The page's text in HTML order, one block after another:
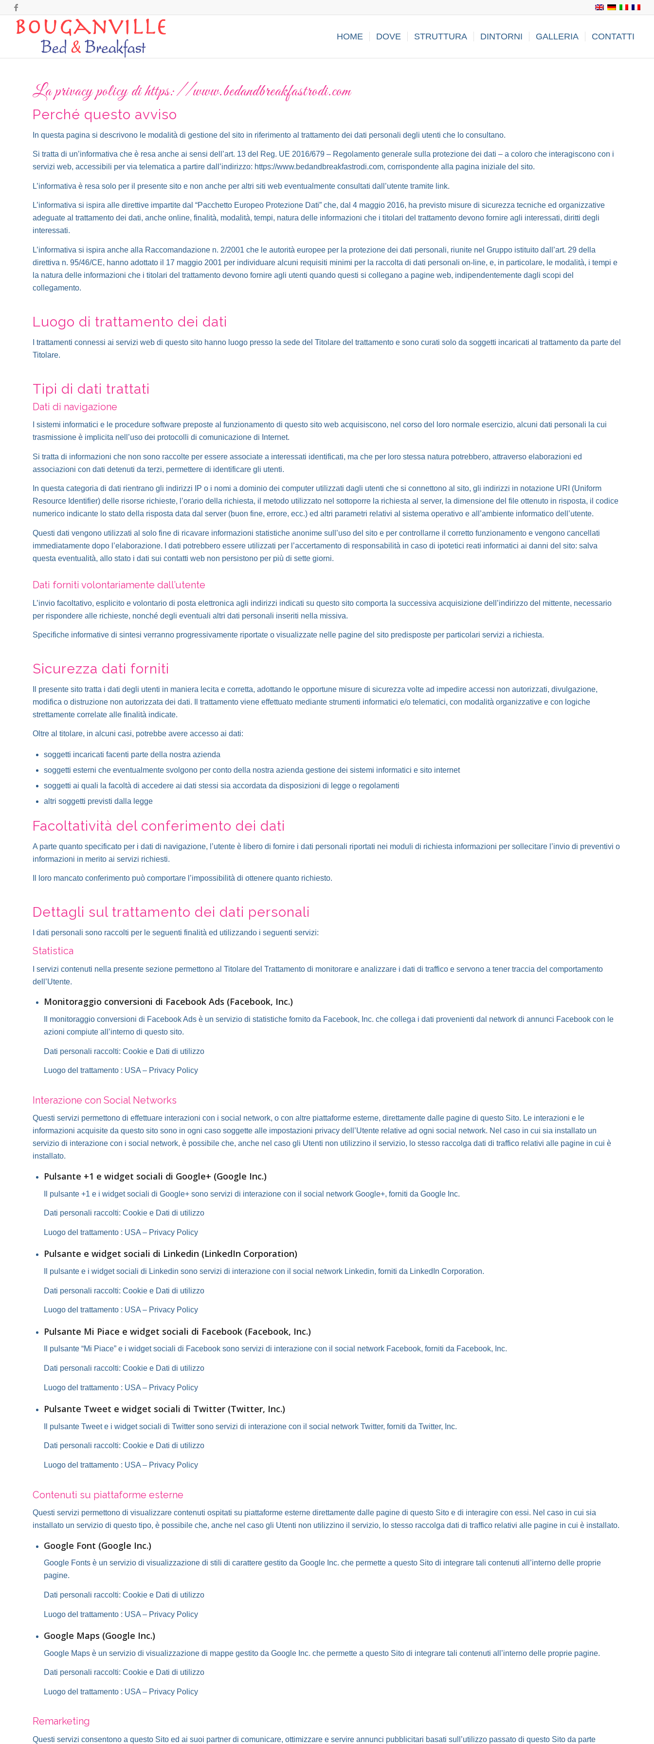
HOME DOVE STRUTTURA DINTORNI GALLERIA CONTATTI
La privacy policy di https://www.bedandbreakfastrodi.com
Perché questo avviso
In questa pagina si descrivono le modalità di gestione del sito in riferimento al trattamento dei dati personali degli utenti che lo consultano.
Si tratta di un’informativa che è resa anche ai sensi dell’art. 13 del Reg. UE 2016/679 – Regolamento generale sulla protezione dei dati – a coloro che interagiscono con i
servizi web, accessibili per via telematica a partire dall’indirizzo: https://www.bedandbreakfastrodi.com, corrispondente alla pagina iniziale del sito.
L’informativa è resa solo per il presente sito e non anche per altri siti web eventualmente consultati dall’utente tramite link.
L’informativa si ispira alle direttive impartite dal “Pacchetto Europeo Protezione Dati” che, dal 4 maggio 2016, ha previsto misure di sicurezza tecniche ed organizzative
adeguate al trattamento dei dati, anche online, finalità, modalità, tempi, natura delle informazioni che i titolari del trattamento devono fornire agli interessati, diritti degli
interessati.
L’informativa si ispira anche alla Raccomandazione n. 2/2001 che le autorità europee per la protezione dei dati personali, riunite nel Gruppo istituito dall’art. 29 della
direttiva n. 95/46/CE, hanno adottato il 17 maggio 2001 per individuare alcuni requisiti minimi per la raccolta di dati personali on-line, e, in particolare, le modalità, i tempi e
la natura delle informazioni che i titolari del trattamento devono fornire agli utenti quando questi si collegano a pagine web, indipendentemente dagli scopi del
collegamento.
Luogo di trattamento dei dati
I trattamenti connessi ai servizi web di questo sito hanno luogo presso la sede del Titolare del trattamento e sono curati solo da soggetti incaricati al trattamento da parte del
Titolare.
Tipi di dati trattati
Dati di navigazione
I sistemi informatici e le procedure software preposte al funzionamento di questo sito web acquisiscono, nel corso del loro normale esercizio, alcuni dati personali la cui
trasmissione è implicita nell’uso dei protocolli di comunicazione di Internet.
Si tratta di informazioni che non sono raccolte per essere associate a interessati identificati, ma che per loro stessa natura potrebbero, attraverso elaborazioni ed
associazioni con dati detenuti da terzi, permettere di identificare gli utenti.
In questa categoria di dati rientrano gli indirizzi IP o i nomi a dominio dei computer utilizzati dagli utenti che si connettono al sito, gli indirizzi in notazione URI (Uniform
Resource Identifier) delle risorse richieste, l’orario della richiesta, il metodo utilizzato nel sottoporre la richiesta al server, la dimensione del file ottenuto in risposta, il codice
numerico indicante lo stato della risposta data dal server (buon fine, errore, ecc.) ed altri parametri relativi al sistema operativo e all’ambiente informatico dell’utente.
Questi dati vengono utilizzati al solo fine di ricavare informazioni statistiche anonime sull’uso del sito e per controllarne il corretto funzionamento e vengono cancellati
immediatamente dopo l’elaborazione. I dati potrebbero essere utilizzati per l’accertamento di responsabilità in caso di ipotetici reati informatici ai danni del sito: salva
questa eventualità, allo stato i dati sui contatti web non persistono per più di sette giorni.
Dati forniti volontariamente dall’utente
L’invio facoltativo, esplicito e volontario di posta elettronica agli indirizzi indicati su questo sito comporta la successiva acquisizione dell’indirizzo del mittente, necessario
per rispondere alle richieste, nonché degli eventuali altri dati personali inseriti nella missiva.
Specifiche informative di sintesi verranno progressivamente riportate o visualizzate nelle pagine del sito predisposte per particolari servizi a richiesta.
Sicurezza dati forniti
Il presente sito tratta i dati degli utenti in maniera lecita e corretta, adottando le opportune misure di sicurezza volte ad impedire accessi non autorizzati, divulgazione,
modifica o distruzione non autorizzata dei dati. Il trattamento viene effettuato mediante strumenti informatici e/o telematici, con modalità organizzative e con logiche
strettamente correlate alle finalità indicate.
Oltre al titolare, in alcuni casi, potrebbe avere accesso ai dati:
soggetti incaricati facenti parte della nostra azienda
soggetti esterni che eventualmente svolgono per conto della nostra azienda gestione dei sistemi informatici e sito internet
soggetti ai quali la facoltà di accedere ai dati stessi sia accordata da disposizioni di legge o regolamenti
altri soggetti previsti dalla legge
Facoltatività del conferimento dei dati
A parte quanto specificato per i dati di navigazione, l’utente è libero di fornire i dati personali riportati nei moduli di richiesta informazioni per sollecitare l’invio di preventivi o
informazioni in merito ai servizi richiesti.
Il loro mancato conferimento può comportare l’impossibilità di ottenere quanto richiesto.
Dettagli sul trattamento dei dati personali
I dati personali sono raccolti per le seguenti finalità ed utilizzando i seguenti servizi:
Statistica
I servizi contenuti nella presente sezione permettono al Titolare del Trattamento di monitorare e analizzare i dati di traffico e servono a tener traccia del comportamento
dell’Utente.
Monitoraggio conversioni di Facebook Ads (Facebook, Inc.)
Il monitoraggio conversioni di Facebook Ads è un servizio di statistiche fornito da Facebook, Inc. che collega i dati provenienti dal network di annunci Facebook con le
azioni compiute all’interno di questo sito.
Dati personali raccolti: Cookie e Dati di utilizzo
Luogo del trattamento : USA – Privacy Policy
Interazione con Social Networks
Questi servizi permettono di effettuare interazioni con i social network, o con altre piattaforme esterne, direttamente dalle pagine di questo Sito. Le interazioni e le
informazioni acquisite da questo sito sono in ogni caso soggette alle impostazioni privacy dell’Utente relative ad ogni social network. Nel caso in cui sia installato un
servizio di interazione con i social network, è possibile che, anche nel caso gli Utenti non utilizzino il servizio, lo stesso raccolga dati di traffico relativi alle pagine in cui è
installato.
Pulsante +1 e widget sociali di Google+ (Google Inc.)
Il pulsante +1 e i widget sociali di Google+ sono servizi di interazione con il social network Google+, forniti da Google Inc.
Dati personali raccolti: Cookie e Dati di utilizzo
Luogo del trattamento : USA – Privacy Policy
Pulsante e widget sociali di Linkedin (LinkedIn Corporation)
Il pulsante e i widget sociali di Linkedin sono servizi di interazione con il social network Linkedin, forniti da LinkedIn Corporation.
Dati personali raccolti: Cookie e Dati di utilizzo
Luogo del trattamento : USA – Privacy Policy
Pulsante Mi Piace e widget sociali di Facebook (Facebook, Inc.)
Il pulsante “Mi Piace” e i widget sociali di Facebook sono servizi di interazione con il social network Facebook, forniti da Facebook, Inc.
Dati personali raccolti: Cookie e Dati di utilizzo
Luogo del trattamento : USA – Privacy Policy
Pulsante Tweet e widget sociali di Twitter (Twitter, Inc.)
Il pulsante Tweet e i widget sociali di Twitter sono servizi di interazione con il social network Twitter, forniti da Twitter, Inc.
Dati personali raccolti: Cookie e Dati di utilizzo
Luogo del trattamento : USA – Privacy Policy
Contenuti su piattaforme esterne
Questi servizi permettono di visualizzare contenuti ospitati su piattaforme esterne direttamente dalle pagine di questo Sito e di interagire con essi. Nel caso in cui sia
installato un servizio di questo tipo, è possibile che, anche nel caso gli Utenti non utilizzino il servizio, lo stesso raccolga dati di traffico relativi alle pagine in cui è installato.
Google Font (Google Inc.)
Google Fonts è un servizio di visualizzazione di stili di carattere gestito da Google Inc. che permette a questo Sito di integrare tali contenuti all’interno delle proprie
pagine.
Dati personali raccolti: Cookie e Dati di utilizzo
Luogo del trattamento : USA – Privacy Policy
Google Maps (Google Inc.)
Google Maps è un servizio di visualizzazione di mappe gestito da Google Inc. che permette a questo Sito di integrare tali contenuti all’interno delle proprie pagine.
Dati personali raccolti: Cookie e Dati di utilizzo
Luogo del trattamento : USA – Privacy Policy
Remarketing
Questi servizi consentono a questo Sito ed ai suoi partner di comunicare, ottimizzare e servire annunci pubblicitari basati sull’utilizzo passato di questo Sito da parte